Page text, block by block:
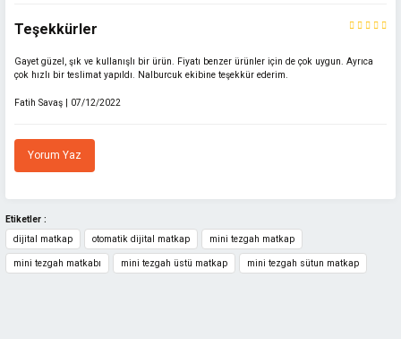
Teşekkürler
Gayet güzel, şık ve kullanışlı bir ürün. Fiyatı benzer ürünler için de çok uygun. Ayrıca
çok hızlı bir teslimat yapıldı. Nalburcuk ekibine teşekkür ederim.
Fatih Savaş | 07/12/2022
Yorum Yaz
Etiketler :
dijital matkap
otomatik dijital matkap mini tezgah matkap
mini tezgah matkabı mini tezgah üstü matkap mini tezgah sütun matkap